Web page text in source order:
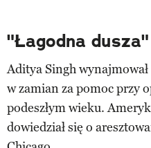
"Łagodna dusza"
Aditya Singh
w zamian za pomoc przy
podeszłym wieku.
dowiedział się o